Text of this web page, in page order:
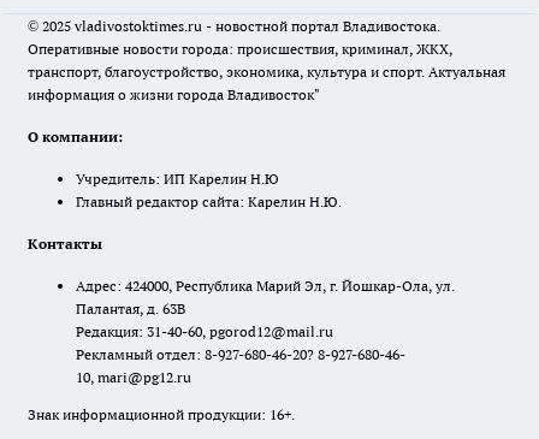
© 2025 vladivostoktimes.ru - новостной портал Владивостока.
Оперативные новости города: происшествия, криминал, ЖКХ,
транспорт, благоустройство, экономика, культура и спорт. Актуальная
информация о жизни города Владивосток"
О компании:
Учредитель: ИП Карелин Н.Ю
Главный редактор сайта: Карелин Н.Ю.
Контакты
Адрес: 424000, Республика Марий Эл, г. Йошкар-Ола, ул.
Палантая, д. 63В
Редакция: 31-40-60, pgorod12@mail.ru
Рекламный отдел: 8-927-680-46-20? 8-927-680-46-
10, mari@pg12.ru
Знак информационной продукции: 16+.